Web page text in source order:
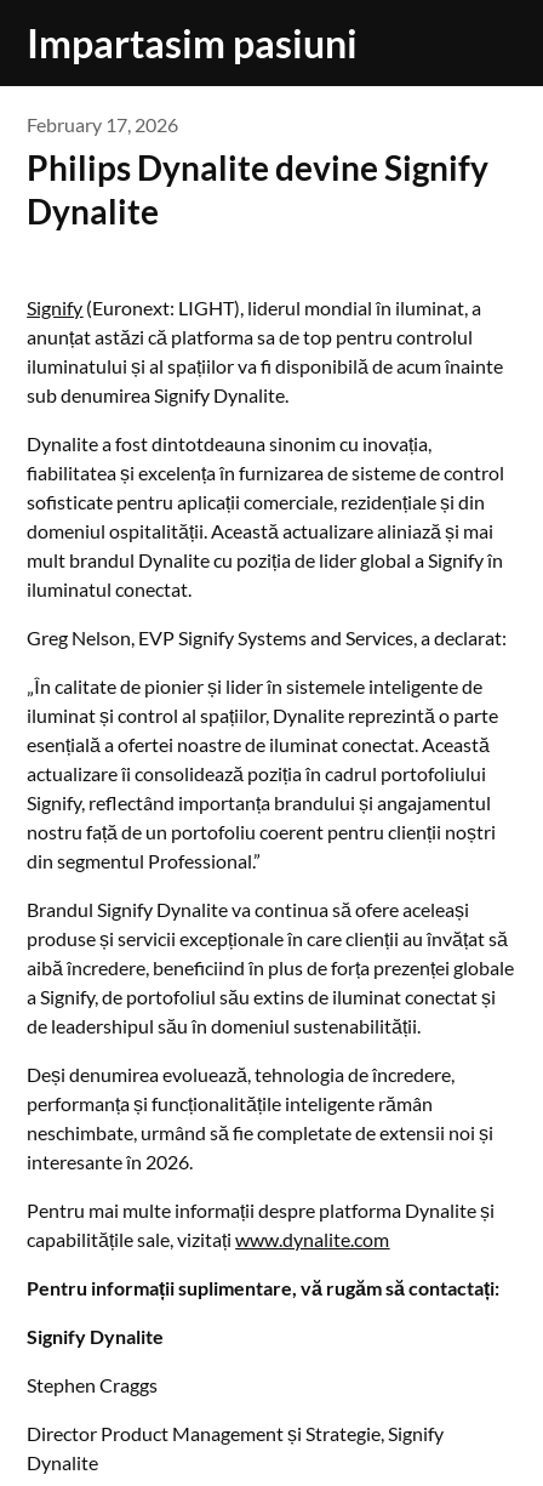
Impartasim pasiuni
February 17, 2026
Philips Dynalite devine Signify
Dynalite
Signify (Euronext: LIGHT), liderul mondial în iluminat, a
anunțat astăzi că platforma sa de top pentru controlul
iluminatului și al spațiilor va fi disponibilă de acum înainte
sub denumirea Signify Dynalite.
Dynalite a fost dintotdeauna sinonim cu inovația,
fiabilitatea și excelența în furnizarea de sisteme de control
sofisticate pentru aplicații comerciale, rezidențiale și din
domeniul ospitalității. Această actualizare aliniază și mai
mult brandul Dynalite cu poziția de lider global a Signify în
iluminatul conectat.
Greg Nelson, EVP Signify Systems and Services, a declarat:
„În calitate de pionier și lider în sistemele inteligente de
iluminat și control al spațiilor, Dynalite reprezintă o parte
esențială a ofertei noastre de iluminat conectat. Această
actualizare îi consolidează poziția în cadrul portofoliului
Signify, reflectând importanța brandului și angajamentul
nostru față de un portofoliu coerent pentru clienții noștri
din segmentul Professional.”
Brandul Signify Dynalite va continua să ofere aceleași
produse și servicii excepționale în care clienții au învățat să
aibă încredere, beneficiind în plus de forța prezenței globale
a Signify, de portofoliul său extins de iluminat conectat și
de leadershipul său în domeniul sustenabilității.
Deși denumirea evoluează, tehnologia de încredere,
performanța și funcționalitățile inteligente rămân
neschimbate, urmând să fie completate de extensii noi și
interesante în 2026.
Pentru mai multe informații despre platforma Dynalite și
capabilitățile sale, vizitațiwww.dynalite.com
Pentru informații suplimentare, vă rugăm să contactați:
Signify Dynalite
Stephen Craggs
Director Product Management și Strategie, Signify
Dynalite